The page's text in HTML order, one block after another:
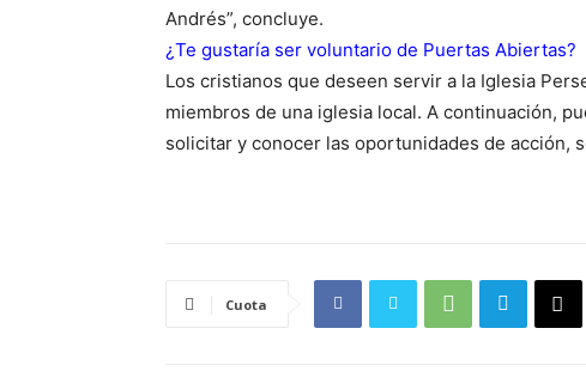
Andrés”, concluye.
¿Te gustaría ser voluntario de Puertas Abiertas?
Los cristianos que deseen servir a la Iglesia
miembros de una iglesia local. A continuación,
solicitar y conocer las oportunidades de acción,
Cuota